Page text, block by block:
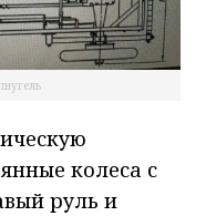
колеса с
руль и